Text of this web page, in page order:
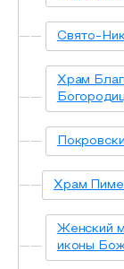
Свято-
Храм
Храм
Женский
иконы